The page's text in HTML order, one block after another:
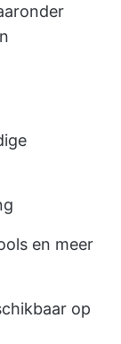
en meer
op